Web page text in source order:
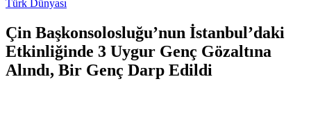
Türk Dünyası
Çin Başkonsolosluğu’nun İstanbul’daki
Etkinliğinde 3 Uygur Genç Gözaltına
Alındı, Bir Genç Darp Edildi